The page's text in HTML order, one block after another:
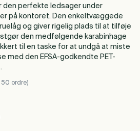
den perfekte ledsager under
på kontoret. Den enkeltvæggede
og giver rigelig plads til at tilføje
den medfølgende karabinhage
til en taske for at undgå at miste
med den EFSA-godkendte PET-
50 ordre)